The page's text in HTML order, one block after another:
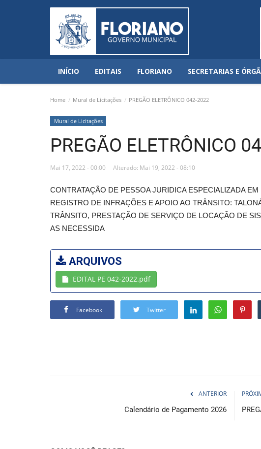
INÍCIO EDITAIS FLORIANO SECRETARIAS E
Home Mural de Licitações PREGÃO ELETRÔNICO 042-2022
Mural de Licitações
PREGÃO ELETRÔNICO
Mai 17, 2022 - 00:00 Alterado: Mai 19, 2022 - 08:10
CONTRATAÇÃO DE PESSOA JURIDICA ESPECIALIZADA
REGISTRO DE INFRAÇÕES E APOIO AO TRÂNSITO:
TRÂNSITO, PRESTAÇÃO DE SERVIÇO DE LOCAÇÃO DE
AS NECESSIDA
ARQUIVOS
EDITAL PE 042-2022.pdf
Facebook Twitter
ANTERIOR
Calendário de Pagamento 2026